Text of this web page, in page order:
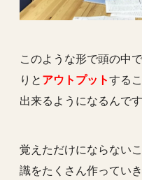
このような形で頭の中
りと アウトプットする
出来るようになるんです
覚えただけにならないこ
識をたくさん作っていき